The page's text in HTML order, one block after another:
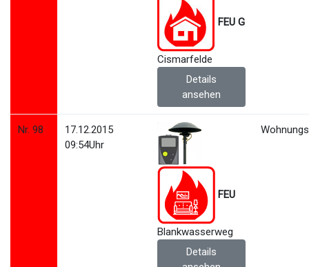
FEU G
Cismarfelde
Details
ansehen
Nr. 98
17.12.2015
09:54Uhr
FEU
Blankwasserweg
Details